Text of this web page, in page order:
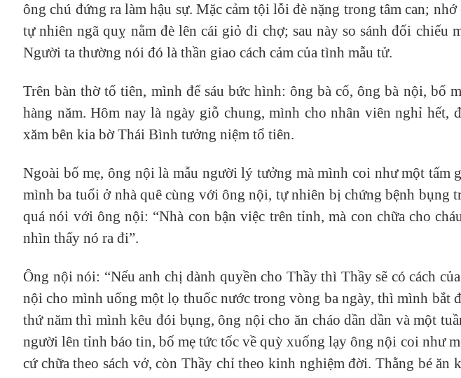
ông chú đứng ra làm hậu sự. Mặc cảm tội lỗi đè nặng trong tâm can;
tự nhiên ngã quỵ nằm đè lên cái giỏ đi chợ; sau này so sánh đối
Người ta thường nói đó là thần giao cách cảm của tình mẫu tử.
Trên bàn thờ tổ tiên, mình để sáu bức hình: ông bà cố, ông bà nội, bố
hàng năm. Hôm nay là ngày giỗ chung, mình cho nhân viên nghỉ
xăm bên kia bờ Thái Bình tưởng niệm tổ tiên.
Ngoài bố mẹ, ông nội là mẫu người lý tưởng mà mình coi như một
mình ba tuổi ở nhà quê cùng với ông nội, tự nhiên bị chứng bệnh bụng
quá nói với ông nội: “Nhà con bận việc trên tỉnh, mà con chữa cho
nhìn thấy nó ra đi”.
Ông nội nói: “Nếu anh chị dành quyền cho Thầy thì Thầy sẽ có cách
nội cho mình uống một lọ thuốc nước trong vòng ba ngày, thì mình bắt
thứ năm thì mình kêu đói bụng, ông nội cho ăn cháo dần dần và một
người lên tỉnh báo tin, bố mẹ tức tốc về quỳ xuống lạy ông nội coi như
cứ chữa theo sách vở, còn Thầy chỉ theo kinh nghiệm đời. Thằng bé